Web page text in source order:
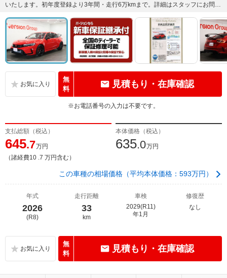
いたします。初年度登録より3年間・走行6万kmまで。詳細はスタッフにお問い
無
料
見積もり・在庫確認
※お電話番号の入力は不要です。
支払総額（税込）
645.7万円
（諸経費10 .7 万円含む）
本体価格（税込）
635.0万円
この車種の相場価格（平均本体価格：593万円）
年式
2026
(R8)
走行距離
33
km
車検
2029(R11)
年1月
修復歴
なし
無
料
見積もり・在庫確認